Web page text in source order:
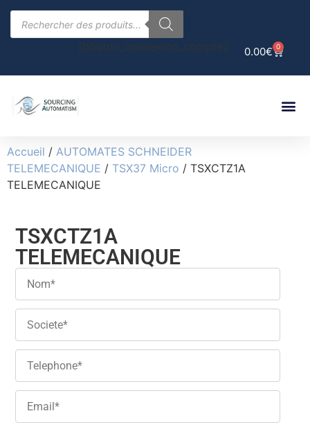
0.00€ 0
[bouton_connexion_compte]
Accueil / AUTOMATES SCHNEIDER
TELEMECANIQUE / TSX37 Micro / TSXCTZ1A
TELEMECANIQUE
TSXCTZ1A
TELEMECANIQUE